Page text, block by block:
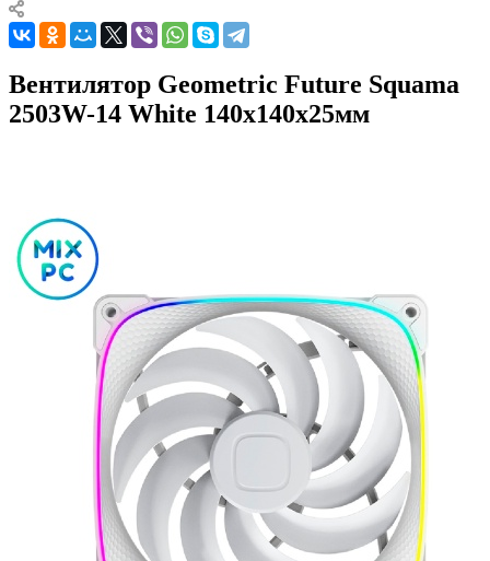
Вентилятор Geometric Future Squama
2503W-14 White 140x140x25мм